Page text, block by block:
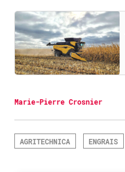
Marie-Pierre Crosnier
AGRITECHNICA ENGRAIS